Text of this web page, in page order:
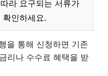
라 요구되는 서류가
확인하세요.
을 통해 신청하면 기존
리나 수수료 혜택을 받